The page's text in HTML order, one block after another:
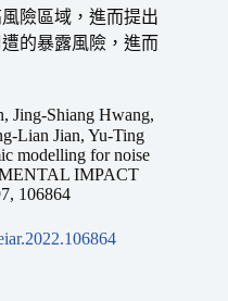
險區域，進而提出
的暴露風險，進而
Jing-Shiang Hwang,
Lian Jian, Yu-Ting
modelling for noise
IMPACT
106864